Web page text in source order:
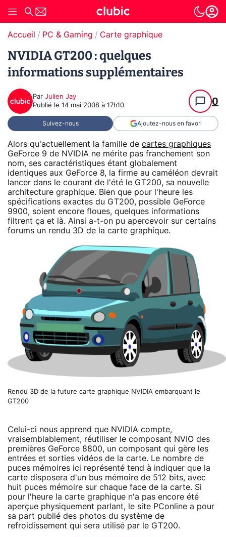
Accueil PC & Gaming Carte graphique
NVIDIA GT200 : quelques
informations supplémentaires
Par Julien Jay
Publié le 14 mai 2008 à 17h10 0
Suivez-nous Ajoutez-nous en favori
Alors qu'actuellement la famille de cartes graphiques
GeForce 9 de NVIDIA ne mérite pas franchement son
nom, ses caractéristiques étant globalement
identiques aux GeForce 8, la firme au caméléon devrait
lancer dans le courant de l'été le GT200, sa nouvelle
architecture graphique. Bien que pour l'heure les
spécifications exactes du GT200, possible GeForce
9900, soient encore floues, quelques informations
filtrent ça et là. Ainsi a-t-on pu apercevoir sur certains
forums un rendu 3D de la carte graphique.
Rendu 3D de la future carte graphique NVIDIA embarquant le
GT200
Celui-ci nous apprend que NVIDIA compte,
vraisemblablement, réutiliser le composant NVIO des
premières GeForce 8800, un composant qui gère les
entrées et sorties vidéos de la carte. Le nombre de
puces mémoires ici représenté tend à indiquer que la
carte disposera d'un bus mémoire de 512 bits, avec
huit puces mémoire sur chaque face de la carte. Si
pour l'heure la carte graphique n'a pas encore été
aperçue physiquement parlant, le site PConline a pour
sa part publié des photos du système de
refroidissement qui sera utilisé par le GT200.